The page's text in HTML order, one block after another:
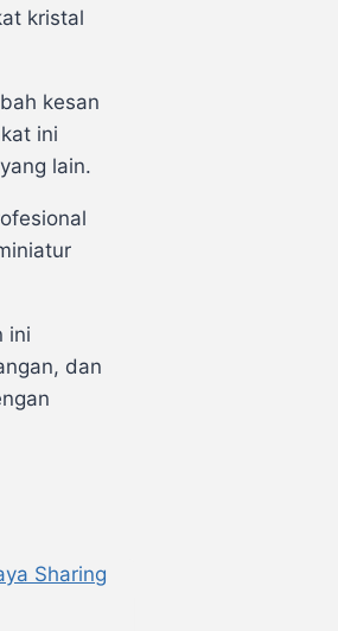
kristal
kesan
ini
lain.
ini
dan